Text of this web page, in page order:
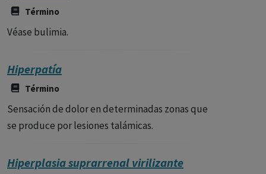
Término
Véase bulimia.
Hiperpatía
Término
Sensación de dolor en determinadas zonas que
se produce por lesiones talámicas.
Hiperplasia suprarrenal virilizante